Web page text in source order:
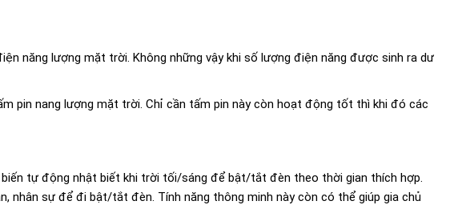
năng lượng mặt trời. Không những vậy khi số lượng điện năng được sinh ra dư
pin nang lượng mặt trời. Chỉ cần tấm pin này còn hoạt động tốt thì khi đó các
tự động nhật biết khi trời tối/sáng để bật/tắt đèn theo thời gian thích hợp.
nhân sự để đi bật/tắt đèn. Tính năng thông minh này còn có thể giúp gia chủ